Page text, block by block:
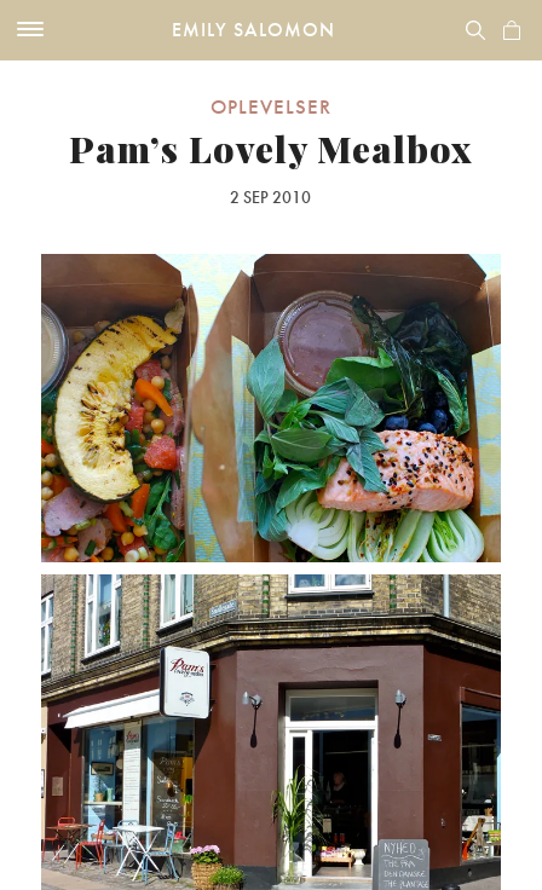
EMILY SALOMON
OPLEVELSER
Pam’s Lovely Mealbox
2 SEP 2010